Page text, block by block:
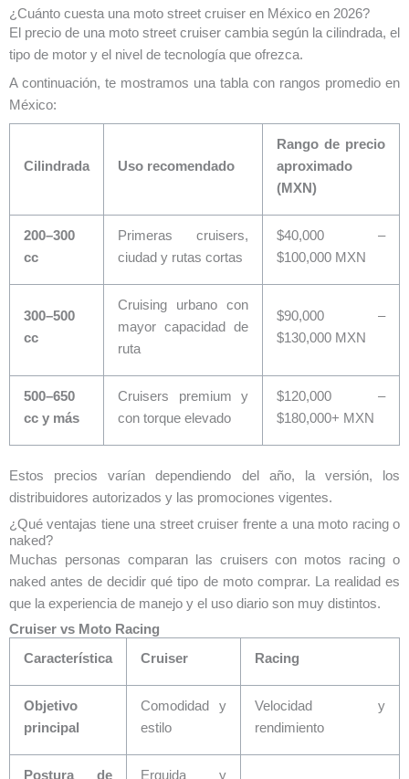
¿Cuánto cuesta una moto street cruiser en México en 2026?
El precio de una moto street cruiser cambia según la cilindrada, el
tipo de motor y el nivel de tecnología que ofrezca.
A continuación, te mostramos una tabla con rangos promedio en
México:
Cilindrada Uso recomendado
Rango de precio
aproximado
(MXN)
200–300
cc
Primeras cruisers,
ciudad y rutas cortas
$40,000 –
$100,000 MXN
300–500
cc
Cruising urbano con
mayor capacidad de
ruta
$90,000 –
$130,000 MXN
500–650
cc y más
Cruisers premium y
con torque elevado
$120,000 –
$180,000+ MXN
Estos precios varían dependiendo del año, la versión, los
distribuidores autorizados y las promociones vigentes.
¿Qué ventajas tiene una street cruiser frente a una moto racing o
naked?
Muchas personas comparan las cruisers con motos racing o
naked antes de decidir qué tipo de moto comprar. La realidad es
que la experiencia de manejo y el uso diario son muy distintos.
Cruiser vs Moto Racing
Característica
Cruiser Racing
Objetivo
principal
Comodidad y
estilo
Velocidad y
rendimiento
Postura de Erguida y